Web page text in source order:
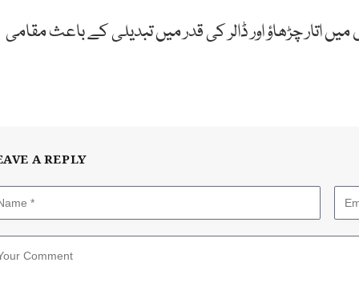
اتار چڑھاؤ اور ڈالر کی قدر میں تبدیلی کے باعث مقامی
A REPLY